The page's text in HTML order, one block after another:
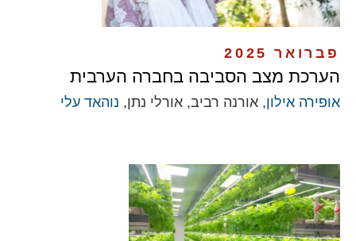
פברואר 2025
הערכת מצב הסביבה בחברה הערבית
אופירה אילון, אורנה רביב, אורלי נתן, נוהאד עלי